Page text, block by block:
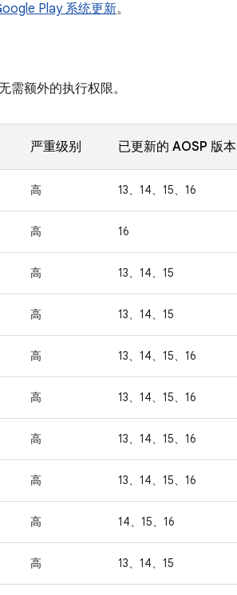
Play 系统更新。
额外的执行权限。
严重级别 已更新的 AOSP 版本
高 13、14、15、16
高 16
高 13、14、15
高 13、14、15
高 13、14、15、16
高 13、14、15、16
高 13、14、15、16
高 13、14、15、16
高 14、15、16
高 13、14、15